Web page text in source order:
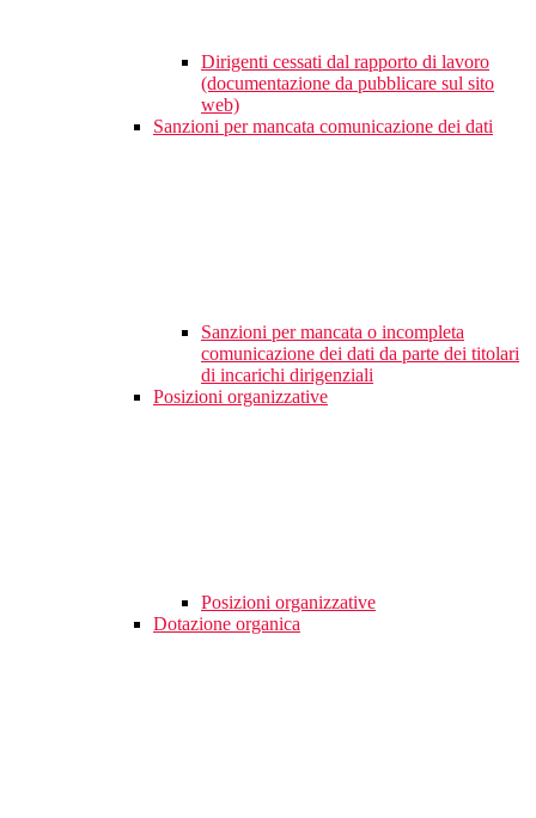
Dirigenti cessati dal rapporto di lavoro
(documentazione da pubblicare sul sito
web)
Sanzioni per mancata comunicazione dei dati
Sanzioni per mancata o incompleta
comunicazione dei dati da parte dei titolari
di incarichi dirigenziali
Posizioni organizzative
Posizioni organizzative
Dotazione organica